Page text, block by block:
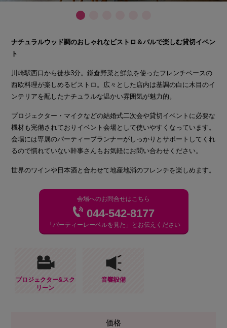
ナチュラルウッド調のおしゃれなビストロ＆バルで楽しむ貸切イベン
ト
川崎駅西口から徒歩3分。鎌倉野菜と鮮魚を使ったフレンチベースの
西欧料理が楽しめるビストロ。広々とした店内は基調の白に木目のイ
ンテリアを配したナチュラルな温かい雰囲気が魅力的。
プロジェクター・マイクなどの結婚式二次会や貸切イベントに必要な
機材も完備されておりイベント会場として使いやすくなっています。
会場には専属のパーティープランナーがしっかりとサポートしてくれ
るので慣れていない幹事さんもお気軽にお問い合わせください。
世界のワインや日本酒と合わせて地産地消のフレンチを楽しめます。
会場へのお問合せはこちら
044-542-8177
「パーティーレーベルを見た」とお伝えください
プロジェクター&スク
リーン
音響設備
価格